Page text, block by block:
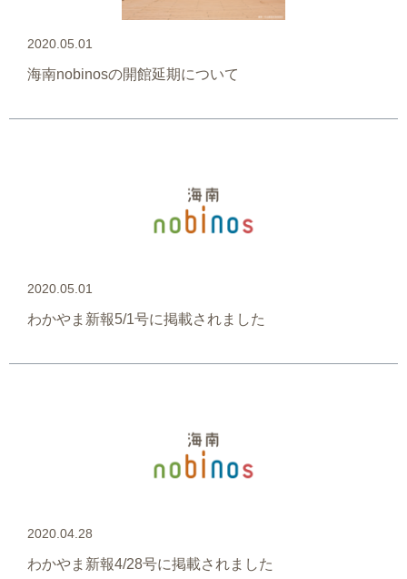
2020.05.01
海南nobinosの開館延期について
2020.05.01
わかやま新報5/1号に掲載されました
2020.04.28
わかやま新報4/28号に掲載されました